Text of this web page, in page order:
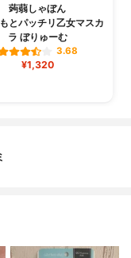
蒟蒻しゃぼん
とパッチリ乙女マスカ
ラ ぼりゅーむ
3.68
¥1,320